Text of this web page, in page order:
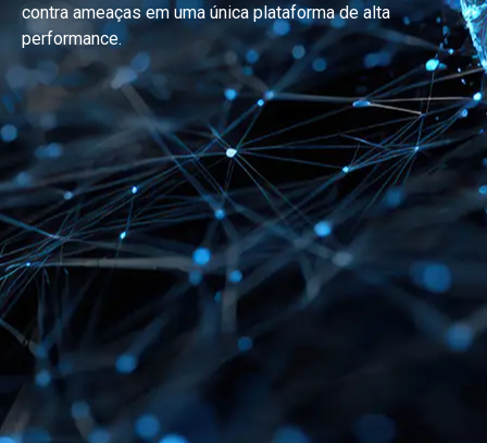
contra ameaças em uma única plataforma de alta
performance.